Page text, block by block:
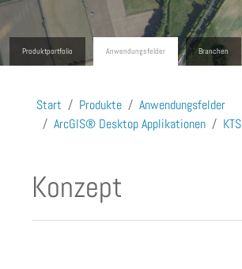
Produktportfolio Anwendungsfelder Branchen
Start Produkte
Anwendungsfelder
ArcGIS® Desktop Applikationen
KTS
Konzept